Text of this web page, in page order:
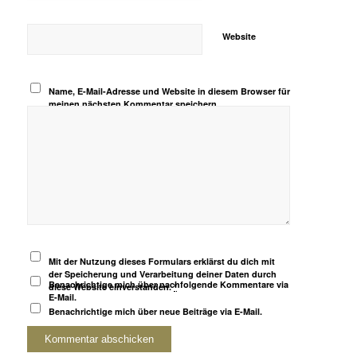
Website
Name, E-Mail-Adresse und Website in diesem Browser für
meinen nächsten Kommentar speichern.
Mit der Nutzung dieses Formulars erklärst du dich mit
der Speicherung und Verarbeitung deiner Daten durch
diese Website einverstanden.*
Benachrichtige mich über nachfolgende Kommentare via
E-Mail.
Benachrichtige mich über neue Beiträge via E-Mail.